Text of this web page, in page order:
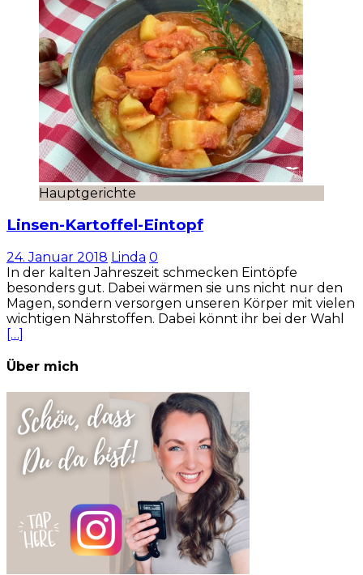
Hauptgerichte
Linsen-Kartoffel-Eintopf
24. Januar 2018 Linda 0
In der kalten Jahreszeit schmecken Eintöpfe
besonders gut. Dabei wärmen sie uns nicht nur den
Magen, sondern versorgen unseren Körper mit vielen
wichtigen Nährstoffen. Dabei könnt ihr bei der Wahl
[…]
Über mich